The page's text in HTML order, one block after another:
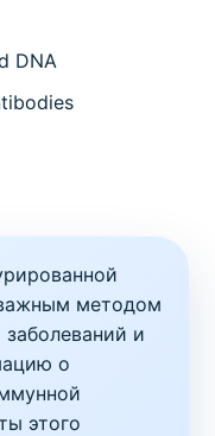
DNA
методом
и
о
этого